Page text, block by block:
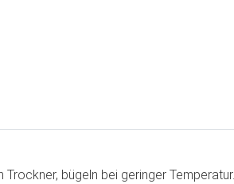
bügeln bei geringer Temperatur.